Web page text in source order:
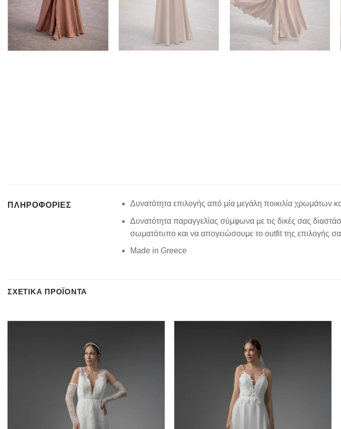
ΠΛΗΡΟΦΟΡΊΕΣ Δυνατότητα επιλογής από μία μεγάλη ποικιλία χρωμάτων
Δυνατότητα παραγγελίας σύμφωνα με τις δικές σας
σωματότυπο και να απογειώσουμε το outfit της επιλογής
Made in Greece
ΣΧΕΤΙΚΆ ΠΡΟΪΌΝΤΑ